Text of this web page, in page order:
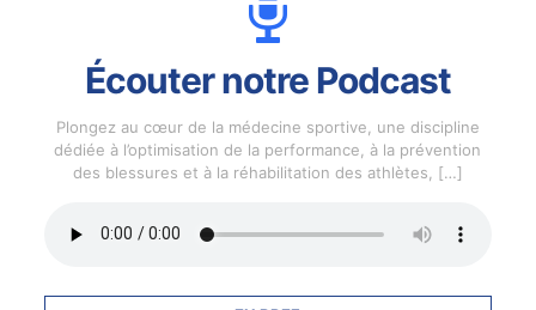
Écouter notre Podcast
Plongez au cœur de la médecine sportive, une discipline
dédiée à l’optimisation de la performance, à la prévention
des blessures et à la réhabilitation des athlètes,
[…]